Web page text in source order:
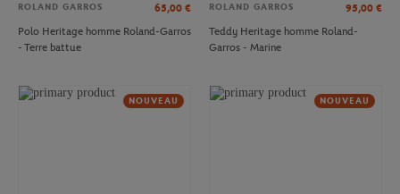
ROLAND GARROS 65,00 €
Polo Heritage homme Roland-Garros
- Terre battue
ROLAND GARROS 95,00 €
Teddy Heritage homme Roland-
Garros - Marine
NOUVEAU NOUVEAU